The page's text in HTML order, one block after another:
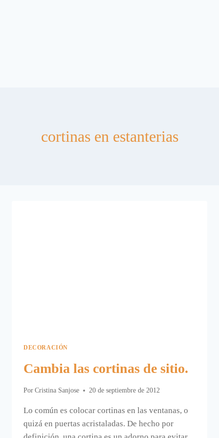
cortinas en estanterias
DECORACIÓN
Cambia las cortinas de sitio.
Por Cristina Sanjose 20 de septiembre de 2012
Lo común es colocar cortinas en las ventanas, o
quizá en puertas acristaladas. De hecho por